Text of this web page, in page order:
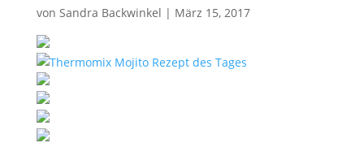
von Sandra Backwinkel | März 15, 2017